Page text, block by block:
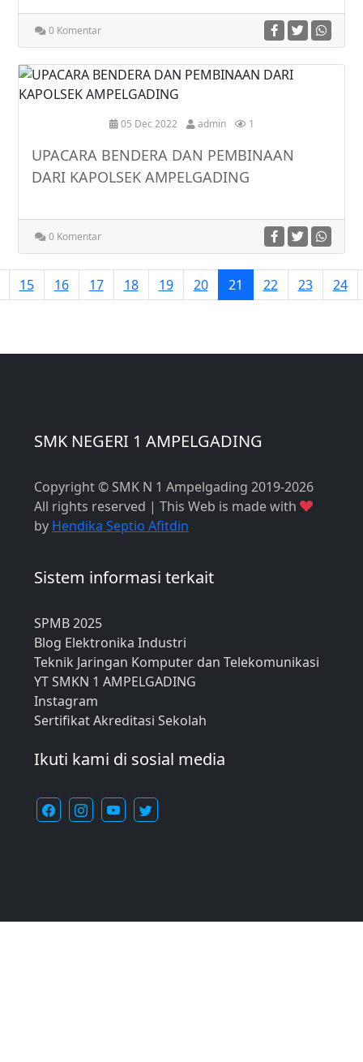
0 Komentar
05 Dec 2022 admin 1
UPACARA BENDERA DAN PEMBINAAN
DARI KAPOLSEK AMPELGADING
0 Komentar
15 16 17 18 19 20 21 22 23 24
SMK NEGERI 1 AMPELGADING
Copyright © SMK N 1 Ampelgading 2019-2026
All rights reserved | This Web is made with
by Hendika Septio Afitdin
Sistem informasi terkait
SPMB 2025
Blog Elektronika Industri
Teknik Jaringan Komputer dan Telekomunikasi
YT SMKN 1 AMPELGADING
Instagram
Sertifikat Akreditasi Sekolah
Ikuti kami di sosial media